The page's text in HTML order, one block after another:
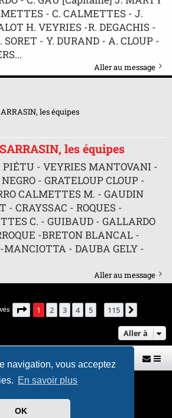
navigation, vous acceptez
En savoir plus
OK
- C. CALMETTES - J.
H. VEYRIES -R. DEGACHIS -
- Y. DURAND - A. CLOUP -
Aller au message
les équipes
les équipes
PIÉTU - VEYRIES MANTOVANI -
- GRATELOUP CLOUP -
CALMETTES M. - GAUDIN
- CRAYSSAC - ROQUES -
C. - GUIBAUD - GALLARDO
-BRETON BLANCAL -
MANCIOTTA - DAUBA GELY -
Aller au message
Page 1sur115
1 2 3 4 5 115
Aller à
phpBB® Forum Software © phpBB Limited
H. DREUILHE avec l'aide de CABOT
Confidentialité